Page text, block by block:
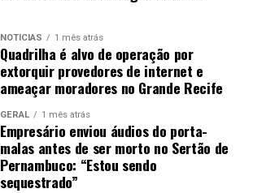
NOTÍCIAS 1 mês atrás
Quadrilha é alvo de operação por
extorquir provedores de internet e
ameaçar moradores no Grande Recife
GERAL 1 mês atrás
Empresário enviou áudios do porta-
malas antes de ser morto no Sertão de
Pernambuco: “Estou sendo
sequestrado”